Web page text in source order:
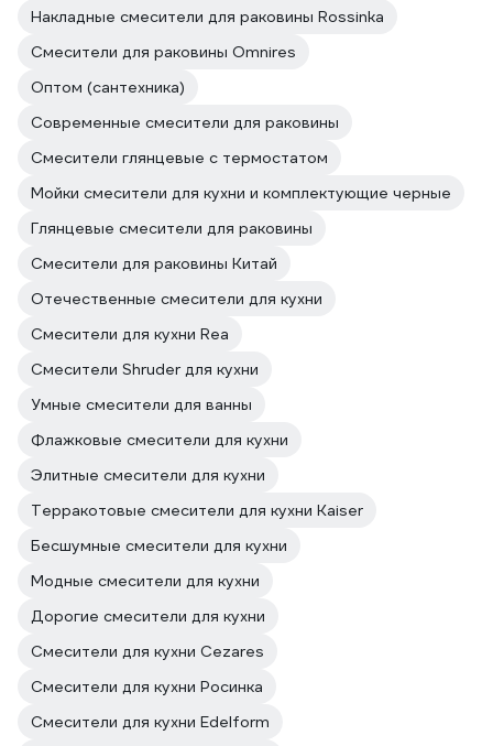
Накладные смесители для раковины Rossinka
Смесители для раковины Omnires
Оптом (сантехника)
Современные смесители для раковины
Смесители глянцевые с термостатом
Мойки смесители для кухни и комплектующие черные
Глянцевые смесители для раковины
Смесители для раковины Китай
Отечественные смесители для кухни
Смесители для кухни Rea
Смесители Shruder для кухни
Умные смесители для ванны
Флажковые смесители для кухни
Элитные смесители для кухни
Терракотовые смесители для кухни Kaiser
Бесшумные смесители для кухни
Модные смесители для кухни
Дорогие смесители для кухни
Смесители для кухни Cezares
Смесители для кухни Росинка
Смесители для кухни Edelform